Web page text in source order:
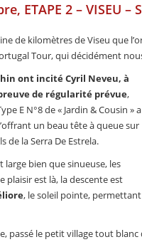
ETAPE 2 – VISEU –
de kilomètres de Viseu que
Tour, qui décidément
ont incité Cyril Neveu, à
de régularité prévue,
E N°8 de « Jardin & Cousin » a
un beau tête à queue sur
de la Serra De Estrela.
large bien que sinueuse, les
plaisir est là, la descente est
, le soleil pointe,
passé le petit village tout